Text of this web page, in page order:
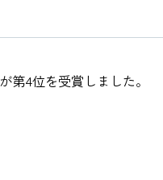
4位を受賞しました。